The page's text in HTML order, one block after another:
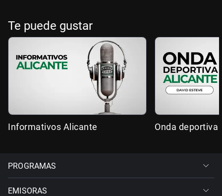
Te puede gustar
Informativos Alicante Onda deportiva
PROGRAMAS
EMISORAS